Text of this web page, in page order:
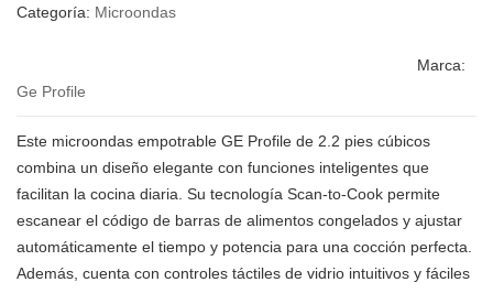
Categoría: Microondas
Marca:
Ge Profile
Este microondas empotrable GE Profile de 2.2 pies cúbicos
combina un diseño elegante con funciones inteligentes que
facilitan la cocina diaria. Su tecnología Scan-to-Cook permite
escanear el código de barras de alimentos congelados y ajustar
automáticamente el tiempo y potencia para una cocción perfecta.
Además, cuenta con controles táctiles de vidrio intuitivos y fáciles